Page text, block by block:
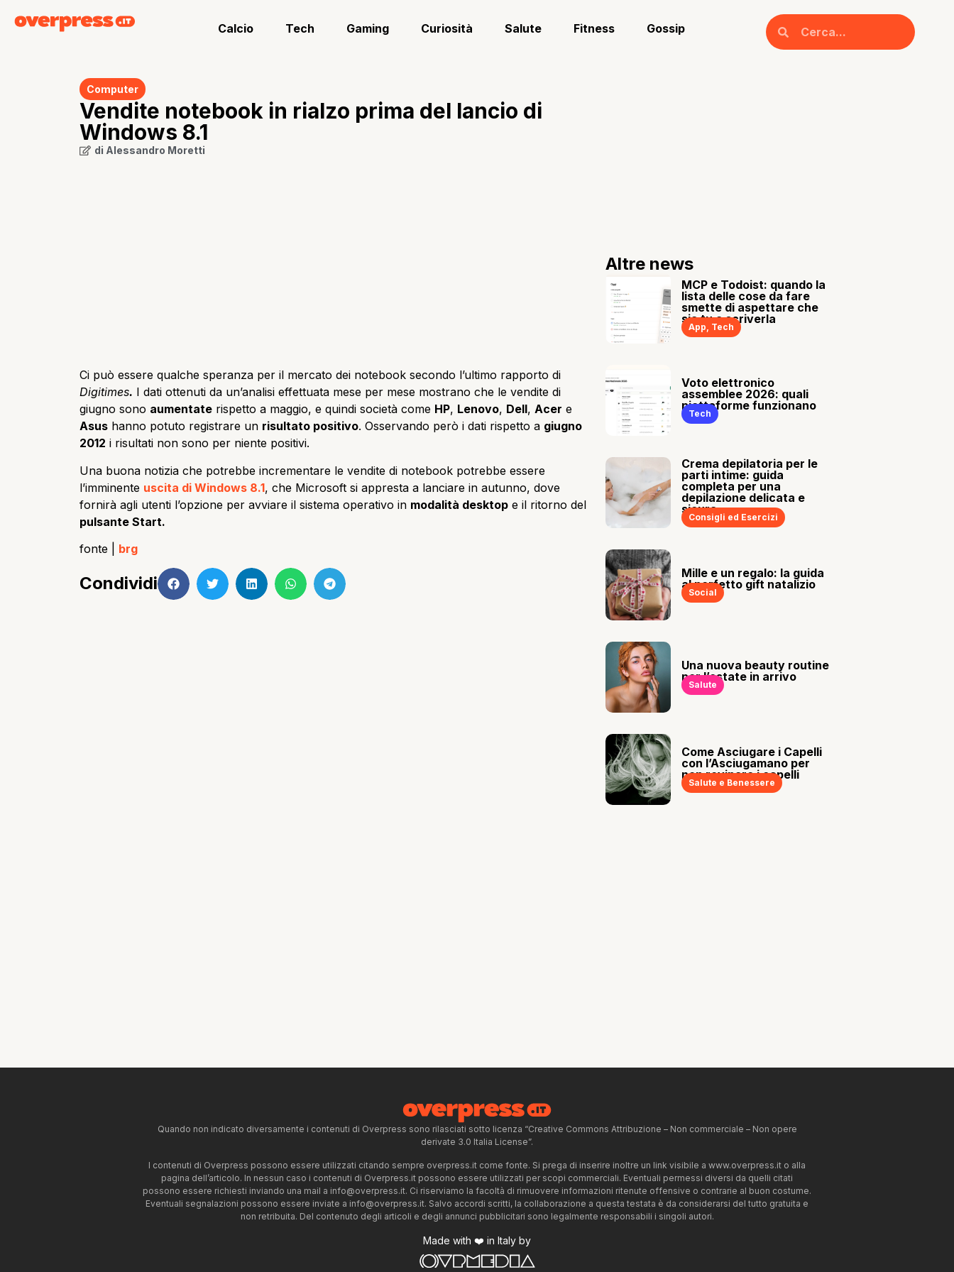
Calcio Tech Gaming Curiosità Salute Fitness Gossip
Computer
Vendite notebook in rialzo prima del lancio di
Windows 8.1
di Alessandro Moretti
Ci può essere qualche speranza per il mercato dei notebook secondo l’ultimo rapporto di
Digitimes. I dati ottenuti da un’analisi effettuata mese per mese mostrano che le vendite di
giugno sono aumentate rispetto a maggio, e quindi società come HP, Lenovo, Dell, Acer e
Asus hanno potuto registrare un risultato positivo. Osservando però i dati rispetto a giugno
2012 i risultati non sono per niente positivi.
Una buona notizia che potrebbe incrementare le vendite di notebook potrebbe essere
l’imminente uscita di Windows 8.1, che Microsoft si appresta a lanciare in autunno, dove
fornirà agli utenti l’opzione per avviare il sistema operativo in modalità desktop e il ritorno del
pulsante Start.
fonte | brg
Condividi
Altre news
MCP e Todoist: quando la
lista delle cose da fare
smette di aspettare che
sia tu a scriverla
App, Tech
Voto elettronico
assemblee 2026: quali
piattaforme funzionano
Tech
Crema depilatoria per le
parti intime: guida
completa per una
depilazione delicata e
sicura
Consigli ed Esercizi
Mille e un regalo: la guida
al perfetto gift natalizio
Social
Una nuova beauty routine
per l’estate in arrivo
Salute
Come Asciugare i Capelli
con l’Asciugamano per
non rovinare i capelli
Salute e Benessere
Quando non indicato diversamente i contenuti di Overpress sono rilasciati sotto licenza “Creative Commons Attribuzione – Non commerciale – Non opere
derivate 3.0 Italia License”.
I contenuti di Overpress possono essere utilizzati citando sempre overpress.it come fonte. Si prega di inserire inoltre un link visibile a www.overpress.it o alla
pagina dell’articolo. In nessun caso i contenuti di Overpress.it possono essere utilizzati per scopi commerciali. Eventuali permessi diversi da quelli citati
possono essere richiesti inviando una mail a info@overpress.it. Ci riserviamo la facoltà di rimuovere informazioni ritenute offensive o contrarie al buon costume.
Eventuali segnalazioni possono essere inviate a info@overpress.it. Salvo accordi scritti, la collaborazione a questa testata è da considerarsi del tutto gratuita e
non retribuita. Del contenuto degli articoli e degli annunci pubblicitari sono legalmente responsabili i singoli autori.
Made with ❤️ in Italy by